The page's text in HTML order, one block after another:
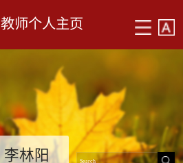
教师个人主页
李林阳